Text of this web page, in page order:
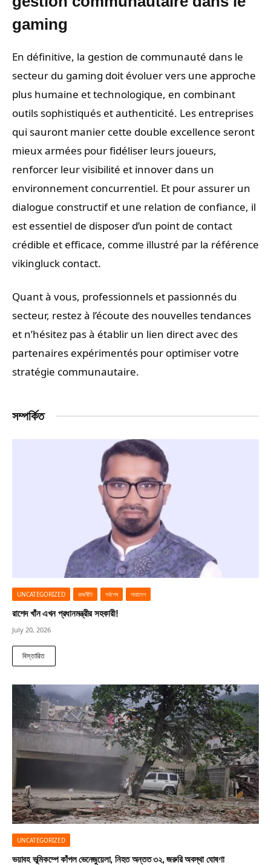
gaming
En définitive, la gestion de communauté dans le
secteur du gaming doit évoluer vers une approche
plus humaine et technologique, en combinant
outils sophistiqués et authenticité. Les entreprises
qui sauront manier cette double excellence seront
mieux armées pour fidéliser leurs joueurs,
renforcer leur visibilité et innover dans un
environnement concurrentiel. Et pour assurer un
dialogue constructif et une relation de confiance, il
est essentiel de disposer d’un point de contact
crédible et efficace, comme illustré par la référence
vikingluck contact.
Quant à vous, professionnels et passionnés du
secteur, restez à l’écoute des nouvelles tendances
et n’hésitez pas à établir un lien direct avec des
partenaires expérimentés pour optimiser votre
stratégie communautaire.
সম্পর্কিত
UNCATEGORIZED রাজনীতি সর্বশেষ সারাদেশ
রাশেদ খাঁন এখন প্রধানমন্ত্রীর সহকারী!
July 20, 2026
বিস্তারিত
UNCATEGORIZED
ভয়াবহ ভূমিকম্পে কাঁপল ভেনেজুয়েলা, নিহত অন্তত ৩২, জরুরি অবস্থা ঘোষণা